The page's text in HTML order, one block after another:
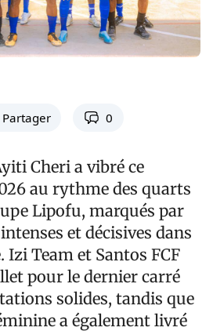
Partager 0
Cheri a vibré ce
au rythme des quarts
Lipofu, marqués par
et décisives dans
Team et Santos FCF
pour le dernier carré
solides, tandis que
a également livré